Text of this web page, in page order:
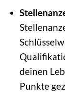
deinen
Punkte